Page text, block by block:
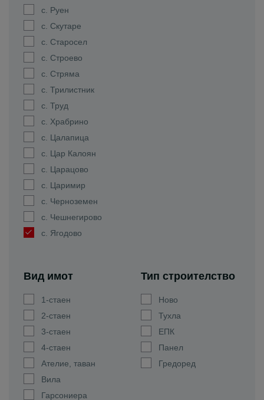
с. Руен
с. Скутаре
с. Старосел
с. Строево
с. Стряма
с. Трилистник
с. Труд
с. Храбрино
с. Цалапица
с. Цар Калоян
с. Царацово
с. Царимир
с. Черноземен
с. Чешнегирово
с. Ягодово
Вид имот
1-стаен
2-стаен
3-стаен
4-стаен
Ателие, таван
Вила
Гарсониера
Тип строителство
Ново
Тухла
ЕПК
Панел
Гредоред